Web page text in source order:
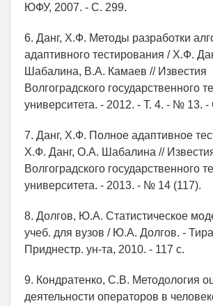
ЮФУ, 2007. - С. 299.
6. Данг, Х.Ф. Методы разработки
адаптивного тестирования / Х.Ф.
Шабалина, В.А. Камаев // Известия
Волгоградского государственного
университета. - 2012. - Т. 4. - № 13. -
7. Данг, Х.Ф. Полное адаптивное
Х.Ф. Данг, О.А. Шабалина //
Волгоградского государственного
университета. - 2013. - № 14 (117).
8. Долгов, Ю.А. Статистическое
учеб. для вузов / Ю.А. Долгов. -
Приднестр. ун-та, 2010. - 117 с.
9. Кондратенко, С.В. Методология
деятельности операторов в